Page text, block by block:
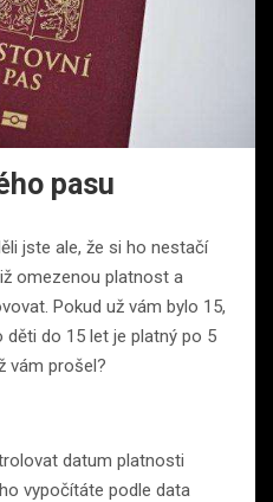
pasu
jste ale, že si ho nestačí
omezenou platnost a
Pokud už vám bylo 15,
děti do 15 let je platný po 5
vám prošel?
datum platnosti
vypočítáte podle data